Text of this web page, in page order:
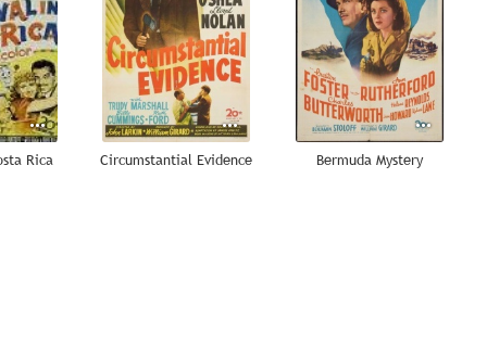
Rica Circumstantial Evidence Bermuda Mystery